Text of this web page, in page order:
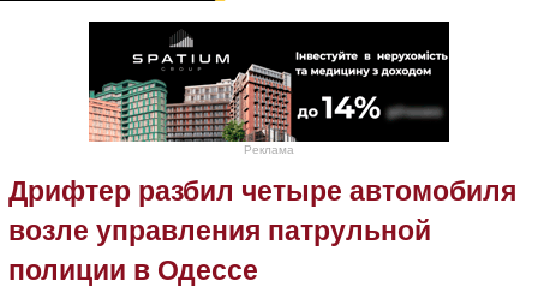
Реклама
Дрифтер разбил четыре автомобиля
возле управления патрульной
полиции в Одессе